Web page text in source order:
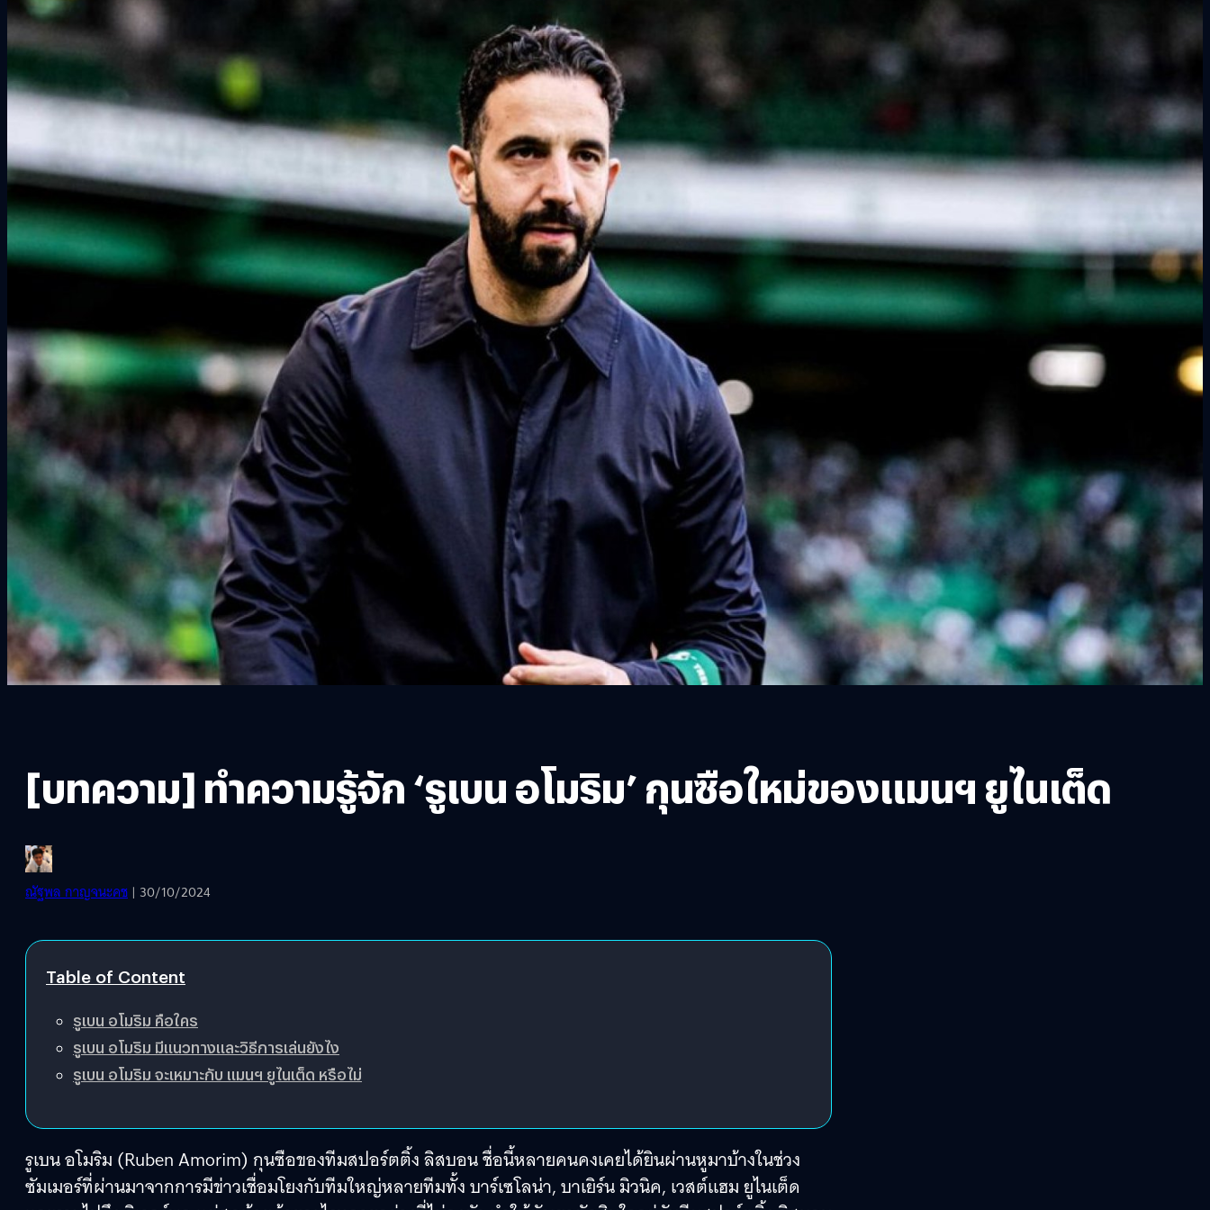
[บทความ] ทำความรู้จัก ‘รูเบน อโมริม’ กุนซือใหม่ของแมนฯ ยูไนเต็ด
ณัฐพล​ กาญ​จ​นะ​คช | 30/10/2024
Table of Content
รูเบน อโมริม คือใคร
รูเบน อโมริม มีแนวทางและวิธีการเล่นยังไง
รูเบน อโมริม จะเหมาะกับ แมนฯ ยูไนเต็ด หรือไม่
รูเบน อโมริม (Ruben Amorim) กุนซือของทีมสปอร์ตติ้ง ลิสบอน ชื่อนี้หลายคนคงเคยได้ยินผ่านหูมาบ้างในช่วง
ซัมเมอร์ที่ผ่านมาจากการมีข่าวเชื่อมโยงกับทีมใหญ่หลายทีมทั้ง บาร์เซโลน่า, บาเยิร์น มิวนิค, เวสต์แฮม ยูไนเต็ด